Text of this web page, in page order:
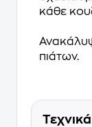
κάθε
πιάτων.